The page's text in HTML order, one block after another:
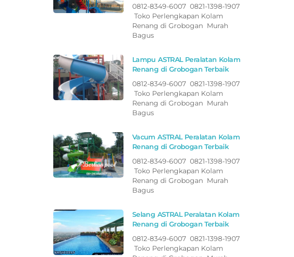
0812-8349-6007 0821-1398-1907
Toko Perlengkapan Kolam
Renang di Grobogan Murah
Bagus
Lampu ASTRAL Peralatan Kolam
Renang di Grobogan Terbaik
0812-8349-6007 0821-1398-1907
Toko Perlengkapan Kolam
Renang di Grobogan Murah
Bagus
Vacum ASTRAL Peralatan Kolam
Renang di Grobogan Terbaik
0812-8349-6007 0821-1398-1907
Toko Perlengkapan Kolam
Renang di Grobogan Murah
Bagus
Selang ASTRAL Peralatan Kolam
Renang di Grobogan Terbaik
0812-8349-6007 0821-1398-1907
Toko Perlengkapan Kolam